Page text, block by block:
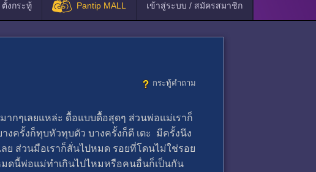
ตั้งกระทู้ Pantip MALL เข้าสู่ระบบ / สมัครสมาชิก
กระทู้คำถาม
ากๆเลยแหล่ะ ดื้อแบบดื้อสุดๆ ส่วนพ่อแม่เราก็
งครั้งก็ทุบหัวทุบตัว บางครั้งก็ตี เตะ มีครั้งนึง
ย ส่วนมือเราก็สั่นไปหมด รอยที่โดนไม่ใช่รอย
มดนี้พ่อแม่ทำเกินไปไหมหรือคนอื่นก็เป็นกัน